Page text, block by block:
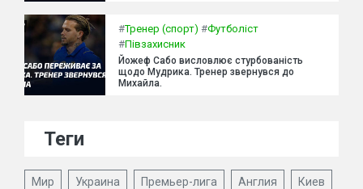
#Тренер (спорт) #Футболіст
#Півзахисник
Йожеф Сабо висловлює стурбованість
щодо Мудрика. Тренер звернувся до
Михайла.
Теги
Мир Украина Премьер-лига Англия Киев